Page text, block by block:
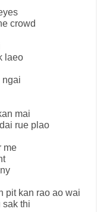
crowd
laeo
ngai
mai
rue plao
me
pit kan rao ao wai
sak thi